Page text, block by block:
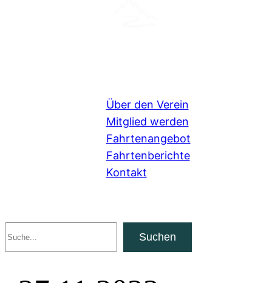
Über den Verein
Mitglied werden
Fahrtenangebot
Fahrtenberichte
Kontakt
Suchen